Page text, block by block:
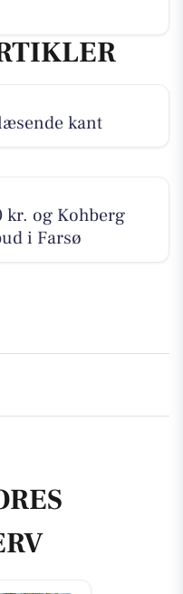
kant
og Kohberg
i Farsø